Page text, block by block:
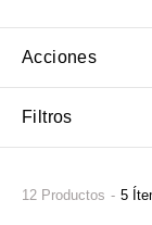
Acciones
Filtros
12 Productos